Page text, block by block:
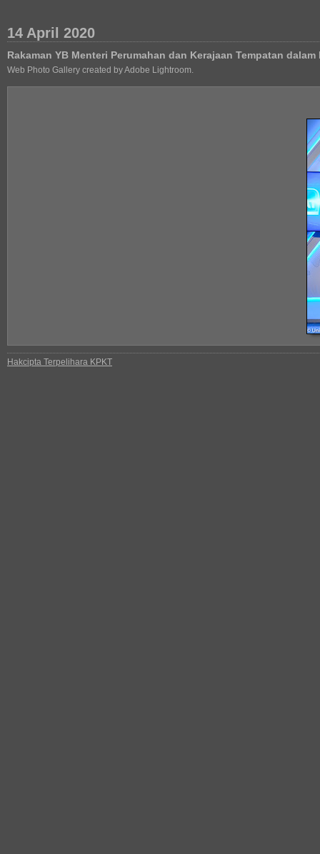
14 April 2020
Rakaman YB Menteri Perumahan dan Kerajaan Tempatan
Web Photo Gallery created by Adobe Lightroom.
Hakcipta Terpelihara KPKT